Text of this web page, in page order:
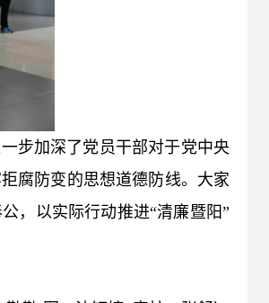
步加深了党员干部对于党中央
腐防变的思想道德防线。大家
，以实际行动推进“清廉暨阳”